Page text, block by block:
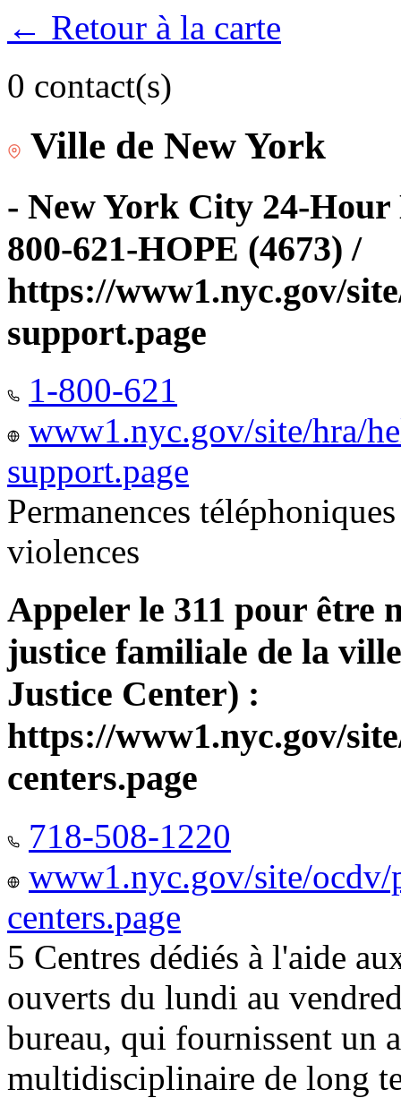
← Retour à la carte
0 contact(s)
Ville de New York
- New York City 24-
800-621-HOPE (4673) /
https://www1.nyc.gov/
support.page
1-800-621
www1.nyc.gov/site/hra/
support.page
Permanences
violences
Appeler le 311 pour être
justice familiale de la
Justice Center) :
https://www1.nyc.gov/
centers.page
718-508-1220
www1.nyc.gov/site/
centers.page
5 Centres dédiés à l'aide
ouverts du lundi au
bureau, qui fournissent un
multidisciplinaire de long